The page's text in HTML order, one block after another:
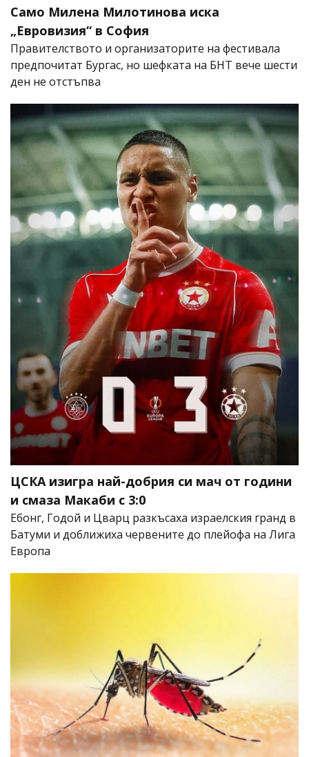
Само Милена Милотинова иска
„Евровизия“ в София
Правителството и организаторите на фестивала
предпочитат Бургас, но шефката на БНТ вече шести
ден не отстъпва
ЦСКА изигра най-добрия си мач от години
и смаза Макаби с 3:0
Ебонг, Годой и Цварц разкъсаха израелския гранд в
Батуми и доближиха червените до плейофа на Лига
Европа